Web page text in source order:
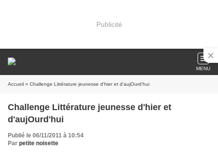
Publicité
MENU
Accueil » Challenge Littérature jeunesse d'hier et d'aujOurd'hui
Challenge Littérature jeunesse d'hier et
d'aujOurd'hui
Publié le 06/11/2011 à 10:54
Par petite noisette